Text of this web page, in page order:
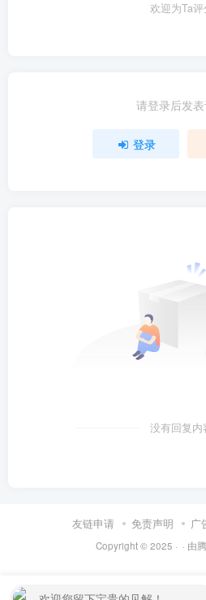
欢迎为Ta评
请登录后发
登录
没有回复内
友链申请 免责声明 广
Copyright © 2025 · · 由